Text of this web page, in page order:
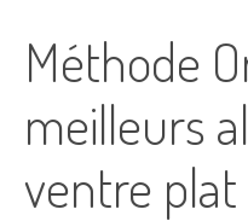
Méthode
meilleurs
ventre plat